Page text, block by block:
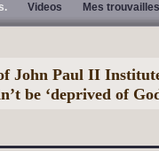
Videos Mes trouvailles
John Paul II
be ‘deprived of